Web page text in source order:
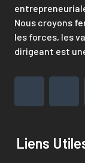
Nous croyons
les forces, les
dirigeant est
Liens